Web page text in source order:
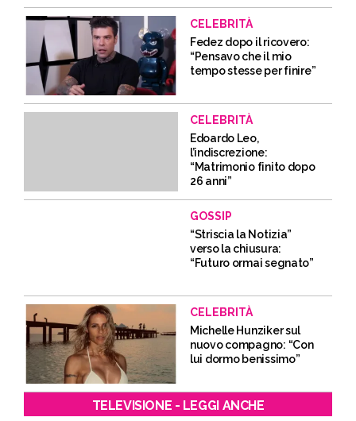
CELEBRITÀ
Fedez dopo il ricovero:
“Pensavo che il mio
tempo stesse per finire”
CELEBRITÀ
Edoardo Leo,
l’indiscrezione:
“Matrimonio finito dopo
26 anni”
GOSSIP
“Striscia la Notizia”
verso la chiusura:
“Futuro ormai segnato”
CELEBRITÀ
Michelle Hunziker sul
nuovo compagno: “Con
lui dormo benissimo”
TELEVISIONE - LEGGI ANCHE